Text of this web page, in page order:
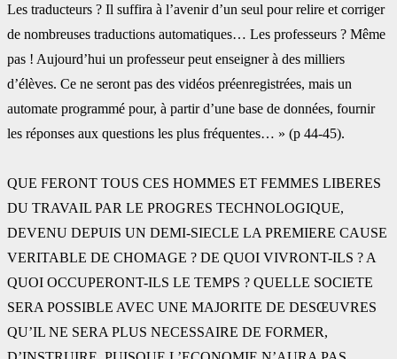
Les traducteurs ? Il suffira à l’avenir d’un seul pour relire et ‎corriger
de nombreuses traductions automatiques… Les professeurs ? Même
pas ! ‎Aujourd’hui un professeur peut enseigner à des milliers
d’élèves. Ce ne seront pas des vidéos ‎préenregistrées, mais un
automate programmé pour, à partir d’une base de données, ‎fournir
les réponses aux questions les plus fréquentes… » (p 44-45).
QUE FERONT TOUS CES HOMMES ET FEMMES LIBERES
DU TRAVAIL PAR LE PROGRES ‎TECHNOLOGIQUE,
DEVENU DEPUIS UN DEMI-SIECLE LA PREMIERE CAUSE
VERITABLE DE ‎CHOMAGE ? DE QUOI VIVRONT-ILS ? A
QUOI OCCUPERONT-ILS LE TEMPS ? QUELLE ‎SOCIETE
SERA POSSIBLE AVEC UNE MAJORITE DE DESŒUVRES
QU’IL NE SERA PLUS ‎NECESSAIRE DE FORMER,